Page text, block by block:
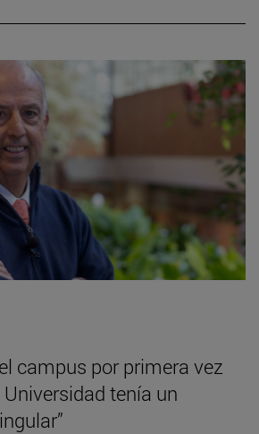
campus por primera vez
tenía un